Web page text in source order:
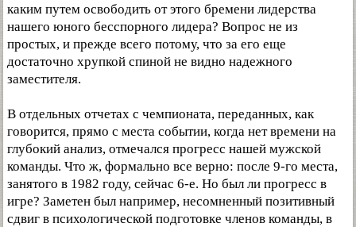
каким путем освободить от этого бремени лидерства
нашего юного бесспорного лидера? Вопрос не из
простых, и прежде всего потому, что за его еще
достаточно хрупкой спиной не видно надежного
заместителя.
В отдельных отчетах с чемпионата, переданных, как
говорится, прямо с места событии, когда нет времени на
глубокий анализ, отмечался прогресс нашей мужской
команды. Что ж, формально все верно: после 9-го места,
занятого в 1982 году, сейчас 6-е. Но был ли прогресс в
игре? Заметен был например, несомненный позитивный
сдвиг в психологической подготовке членов команды, в